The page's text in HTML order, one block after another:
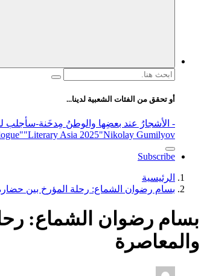
البحث
أو تحقق من الفئات الشعبية لدينا...
- الأشجارُ عند بعضِها والوطنُ مِدخَنة-سأجلب
"Literary Asia 2025"Nikolay Gumilyov و poet
Subscribe
الرئيسية
بسام رضوان الشماع: رحلة المؤرخ بين
بسام رضوان الشماع:
والمعاصرة